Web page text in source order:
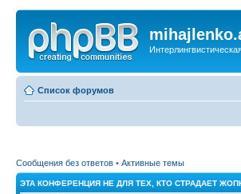
Список форумов
Сообщения без ответов • Активные темы
ЭТА КОНФЕРЕНЦИЯ НЕ ДЛЯ ТЕХ, КТО СТРАДАЕТ